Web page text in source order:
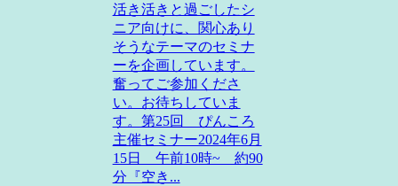
活き活きと過ごしたシ
ニア向けに、関心あり
そうなテーマのセミナ
ーを企画しています。
奮ってご参加くださ
い。お待ちしていま
す。第25回 ぴんころ
主催セミナー2024年6月
15日 午前10時~ 約90
分『空き...